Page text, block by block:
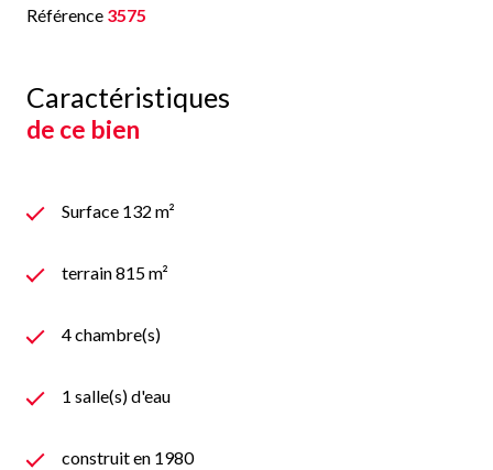
Référence 3575
Caractéristiques
de ce bien
Surface 132 m²
terrain 815 m²
4 chambre(s)
1 salle(s) d'eau
construit en 1980